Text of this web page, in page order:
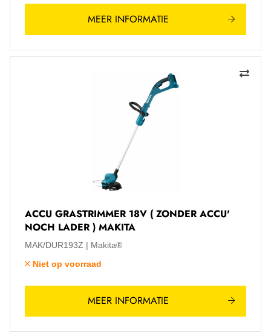
MEER INFORMATIE
ACCU GRASTRIMMER 18V ( ZONDER ACCU'
NOCH LADER ) MAKITA
MAK/DUR193Z
Makita®
Niet op voorraad
MEER INFORMATIE